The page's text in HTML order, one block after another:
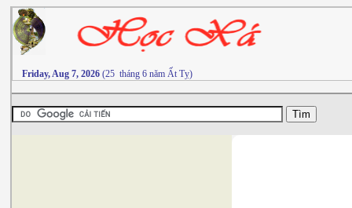
Friday, Aug 7, 2026 (25 tháng 6 năm Ất Tỵ)